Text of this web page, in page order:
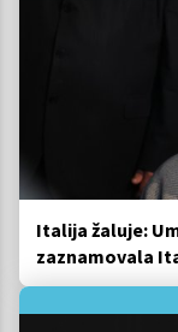
Italija žaluje:
zaznamovala